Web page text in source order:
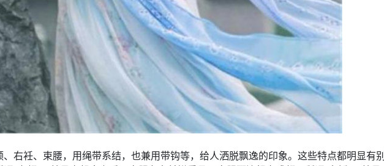
右衽、束腰，用绳带系结，也兼用带钩等，给人洒脱飘逸的印象。这些特点都明显有别